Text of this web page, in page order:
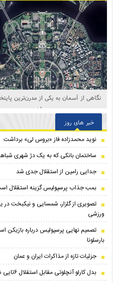
تصاویری جذاب از جنگنده شخصی رئیس
خبر های روز
نوید محمدزاده فاز «بروس لی» برداشت
ساختمان بانکی که به یک دژ شهری
جدایی رامین از استقلال جدی شد
بمب جذاب پرسپولیس گزینه استقلال
تصویری از گلزار، شمسایی و نیکبخت در
ورزشی
تصمیم نهایی پرسپولیس درباره بازیکن
بارسلونا
جزئیات تازه از مذاکرات ایران و عمان
بدل کارلو آنچلوتی مقابل استقلال ۶تایی شد!